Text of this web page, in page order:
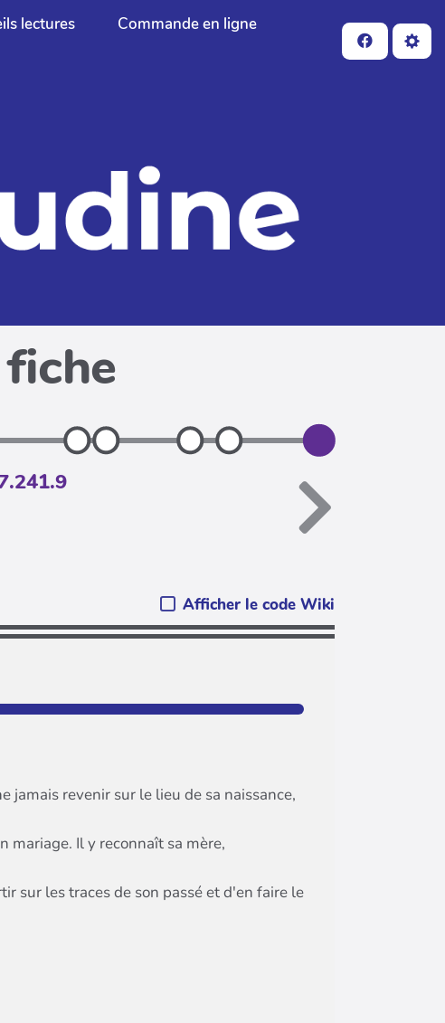
lectures
Commande en ligne
Afficher le code Wiki
jamais revenir sur le lieu de sa naissance,
Il y reconnaît sa mère,
sur les traces de son passé et d'en faire le